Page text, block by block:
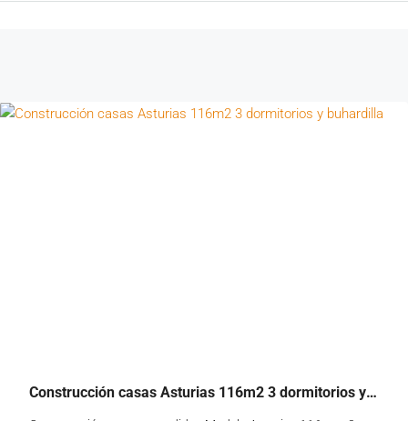
Construcción casas Asturias 116m2 3 dormitorios y buhardilla